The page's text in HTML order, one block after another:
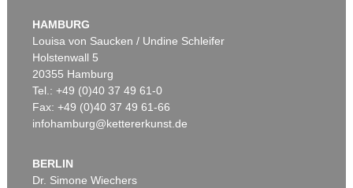
Ergebnis:€ 1.645.000
HAMBURG
Louisa von Saucken / Undine Schleifer
Holstenwall 5
20355 Hamburg
Tel.: +49 (0)40 37 49 61-0
Fax: +49 (0)40 37 49 61-66
infohamburg@kettererkunst.de
BERLIN
Dr. Simone Wiechers